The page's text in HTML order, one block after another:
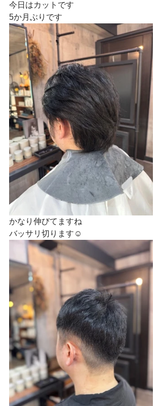
今日はカットです
5か月ぶりです
かなり伸びてますね
バッサリ切ります☺